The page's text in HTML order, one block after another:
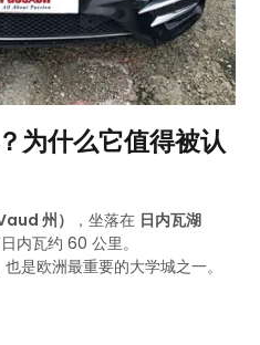
为什么它值得被认
州） ，坐落在 日内瓦湖
内瓦约 60 公里。
是欧洲最重要的大学城之一。